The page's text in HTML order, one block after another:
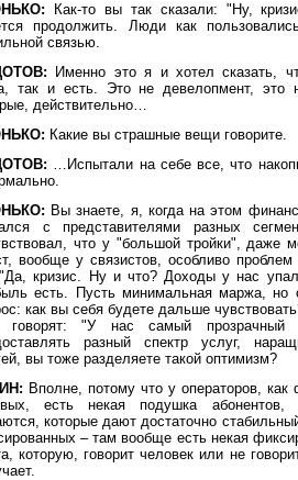
Как-то вы так сказали: "Ну,
продолжить. Люди как
связью.
Именно это я и хотел сказать,
так и есть. Это не девелопмент, это
действительно…
Какие вы страшные вещи говорите.
…Испытали на себе все, что
Вы знаете, я, когда на этом
с представителями разных
что у "большой тройки", даже
вообще у связистов, особливо
кризис. Ну и что? Доходы у нас
есть. Пусть минимальная маржа, но
как вы себя будете дальше
говорят: "У нас самый прозрачный
разный спектр услуг,
вы тоже разделяете такой оптимизм?
Вполне, потому что у операторов, как
есть некая подушка абонентов,
которые дают достаточно
– там вообще есть некая
которую, говорит человек или не